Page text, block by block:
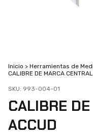
Inicio > Herramientas de
CALIBRE DE MARCA
SKU: 993-004-01
CALIBRE
ACCUD